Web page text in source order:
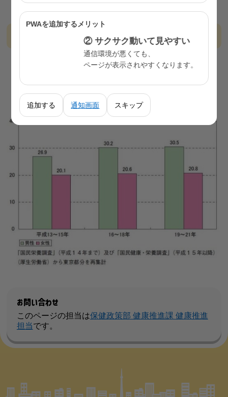
適正体重を保とう
・自分の身長から適正体重を知り、維持しよう
・肥満は30代から急激に増加
・20代から生活習慣に気を付けよう
お問い合わせ
このページの担当は保健政策部 健康推進課 健康推進
担当です。
PWAを追加するメリット
② サクサク動いて見やすい
通信環境が悪くても、
ページが表示されやすくなります。
追加する 通知画面 スキップ